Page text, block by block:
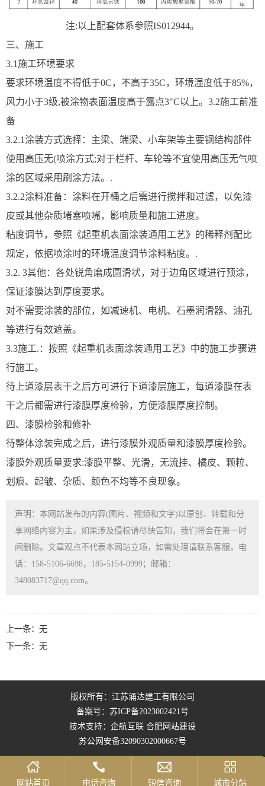
注:以上配套体系参照IS012944。
三、施工
3.1施工环境要求
要求环境温度不得低于0C，不高于35C，环境湿度低于85%，
风力小于3级,被涂物表面温度高于露点3"C以上。3.2施工前准
备
3.2.1涂装方式选择：主梁、端梁、小车架等主要钢结构部件
使用高压无(喷涂方式;对于栏杆、车轮等不宜使用高压无气喷
涂的区域采用刷涂方法。.
3.2.2涂料准备：涂料在开桶之后需进行搅拌和过滤，以免漆
皮或其他杂质堵塞喷嘴，影响质量和施工进度。
粘度调节，参照《起重机表面涂装通用工艺》的稀释剂配比
规定，依据喷涂时的环境温度调节涂料粘度。.
3.2. 3其他：各处锐角磨成圆滑状，对于边角区域进行预涂，
保证漆膜达到厚度要求。
对不需要涂装的部位，如减速机、电机、石墨润滑器、油孔
等进行有效遮盖。
3.3施工.：按照《起重机表面涂装通用工艺》中的施工步骤进
行施工。
待上道漆层表干之后方可进行下道漆层施工，每道漆膜在表
干之后都需进行漆膜厚度检验，方便漆膜厚度控制。
四、漆膜检验和修补
待整体涂装完成之后，进行漆膜外观质量和漆膜厚度检验。
漆膜外观质量要求:漆膜平整、光滑，无流挂、橘皮、颗粒、
划痕、起皱、杂质、颜色不均等不良现象。
声明：本网站发布的内容(图片、视频和文字)以原创、转载和分
享网络内容为主，如果涉及侵权请尽快告知，我们将会在第一时
间删除。文章观点不代表本网站立场，如需处理请联系客服。电
话：158-5106-6698，185-5154-0999；邮箱：
348083717@qq.com。
上一条： 无
下一条： 无
版权所有：江苏涌达建工有限公司
备案号： 苏ICP备2023002421号
技术支持：企航互联 合肥网站建设
苏公网安备32090302000667号
网站首页 电话咨询 短信咨询 城市分站